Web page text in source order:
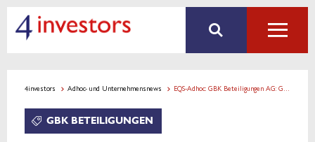
4investors Adhoc- und Unternehmensnews EQS-Adhoc: GBK Beteiligungen AG: GBK Beteiligungen AG vollzieht den Teilverkauf der von ihr gehaltenen Anteile an der Zeeh Design GmbH, Puchheim
GBK BETEILIGUNGEN